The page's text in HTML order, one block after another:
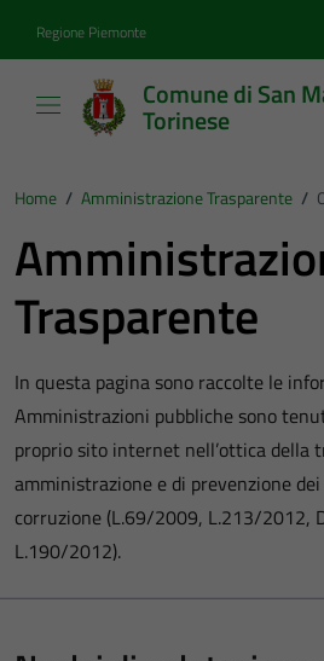
Regione Piemonte
Comune di San
Torinese
Home / Amministrazione Trasparente /
Trasparente
In questa pagina sono raccolte le
Amministrazioni pubbliche sono
proprio sito internet nell’ottica della
amministrazione e di prevenzione
corruzione (L.69/2009, L.213/2012,
L.190/2012).